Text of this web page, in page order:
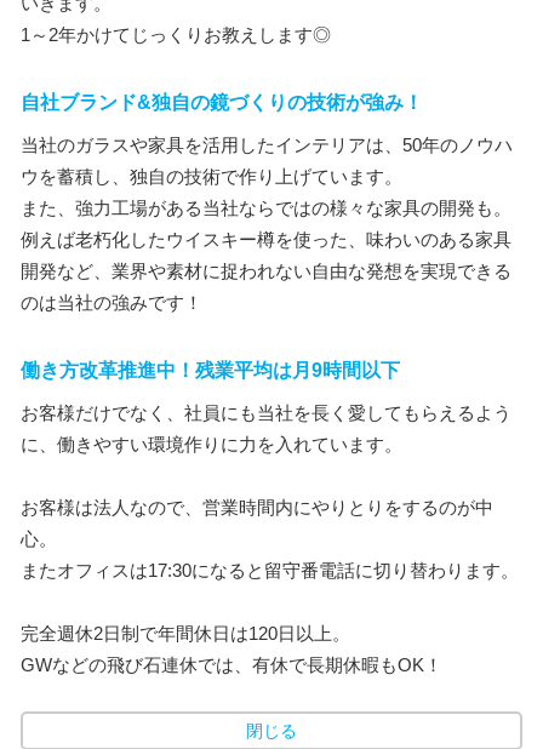
1～2年かけてじっくりお教えします◎
自社ブランド&独自の鏡づくりの技術が強み！
当社のガラスや家具を活用したインテリアは、50年のノウハ
ウを蓄積し、独自の技術で作り上げています。
また、強力工場がある当社ならではの様々な家具の開発も。
例えば老朽化したウイスキー樽を使った、味わいのある家具
開発など、業界や素材に捉われない自由な発想を実現できる
のは当社の強みです！
働き方改革推進中！残業平均は月9時間以下
お客様だけでなく、社員にも当社を長く愛してもらえるよう
に、働きやすい環境作りに力を入れています。
お客様は法人なので、営業時間内にやりとりをするのが中
心。
またオフィスは17:30になると留守番電話に切り替わります。
完全週休2日制で年間休日は120日以上。
GWなどの飛び石連休では、有休で長期休暇もOK！
閉じる